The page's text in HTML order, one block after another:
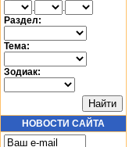
.
.
Раздел:
Тема:
Зодиак:
НОВОСТИ САЙТА